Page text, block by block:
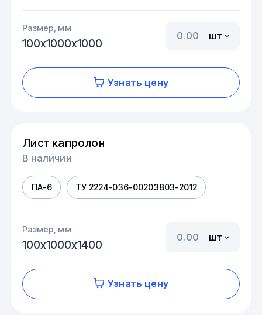
Размер, мм
100х1000х1000
шт
Узнать цену
Лист капролон
В наличии
ПА-6 ТУ 2224-036-00203803-2012
Размер, мм
100х1000х1400
шт
Узнать цену